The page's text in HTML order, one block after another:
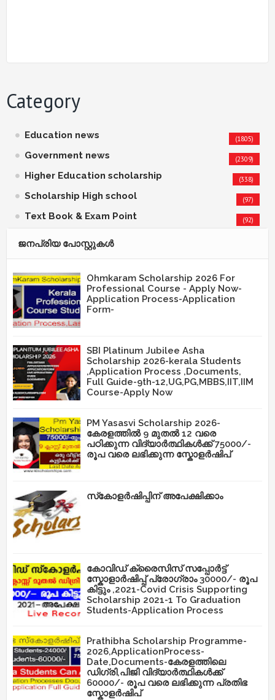
Category
Education news (1805)
Government news (2309)
Higher Education scholarship (338)
Scholarship High school (97)
Text Book & Exam Point (92)
ജനപ്രിയ പോസ്റ്റുകള്‍‌
Ohmkaram Scholarship 2026 For
Professional Course - Apply Now-
Application Process-Application
Form-
SBI Platinum Jubilee Asha
Scholarship 2026-kerala Students
,Application Process ,Documents,
Full Guide-9th-12,UG,PG,MBBS,IIT,IIM
Course-Apply Now
PM Yasasvi Scholarship 2026-
കേരളത്തിൽ 9 മുതൽ 12 വരെ
പഠിക്കുന്ന വിദ്യാർത്ഥികൾക്ക് 75000/-
രൂപ വരെ ലഭിക്കുന്ന സ്കോളർഷിപ്
സ്‌കോളർഷിപ്പിന് അപേക്ഷിക്കാം
കോവിഡ് ക്രൈസിസ് സപ്പോർട്ട്
സ്കോളാർഷിപ്പ് പ്രോഗ്രാം 30000/- രൂപ
കിട്ടും ,2021-Covid Crisis Supporting
Scholarship 2021-1 To Graduation
Students-Application Process
Prathibha Scholarship Programme-
2026,ApplicationProcess-
Date,Documents-കേരളത്തിലെ
ഡിഗ്രി,പിജി വിദ്യാർത്ഥികൾക്ക്
60000/- രൂപ വരെ ലഭിക്കുന്ന പ്രതിഭ
സ്കോളർഷിപ്